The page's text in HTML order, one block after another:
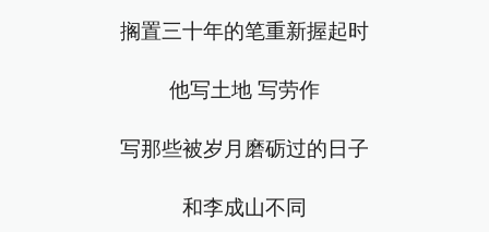
搁置三十年的笔重新握起时
他写土地 写劳作
写那些被岁月磨砺过的日子
和李成山不同